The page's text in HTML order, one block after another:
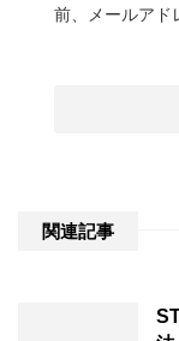
前、メールアド
関連記事